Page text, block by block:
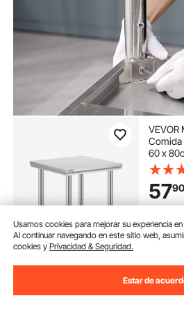
VEVOR
Comida
60 x
750kg
Cocina
para
5790
Usamos cookies para mejorar su experiencia en
Al continuar navegando en este sitio web,
cookies yPrivacidad & Seguridad.
Estar de